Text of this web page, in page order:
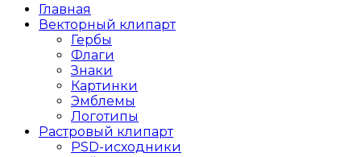
Главная
Векторный клипарт
Гербы
Флаги
Знаки
Картинки
Эмблемы
Логотипы
Растровый клипарт
PSD-исходники